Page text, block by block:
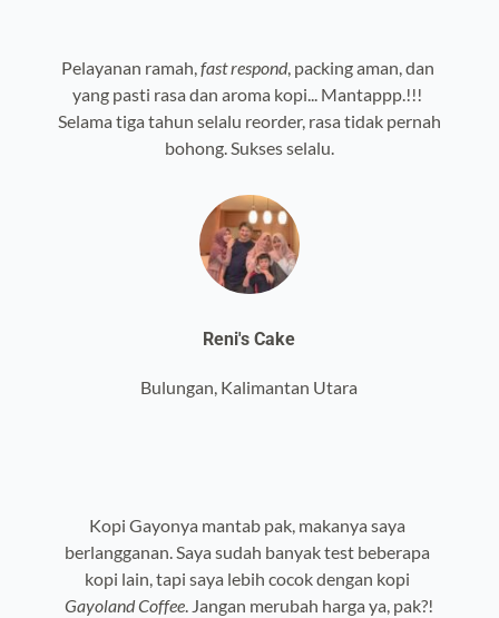
Pelayanan ramah, fast respond, packing aman, dan
yang pasti rasa dan aroma kopi... Mantappp.!!!
Selama tiga tahun selalu reorder, rasa tidak pernah
bohong. Sukses selalu.
Reni's Cake
Bulungan, Kalimantan Utara
Kopi Gayonya mantab pak, makanya saya
berlangganan. Saya sudah banyak test beberapa
Gayoland Coffee. Jangan merubah harga ya, pak?!